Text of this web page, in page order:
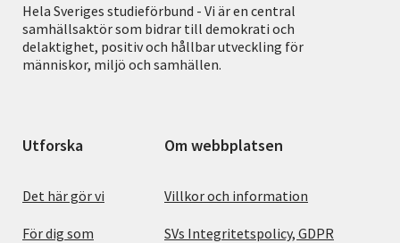
Hela Sveriges studieförbund - Vi är en central
samhällsaktör som bidrar till demokrati och
delaktighet, positiv och hållbar utveckling för
människor, miljö och samhällen.
Utforska
Det här gör vi
För dig som
Om webbplatsen
Villkor och information
SVs Integritetspolicy, GDPR